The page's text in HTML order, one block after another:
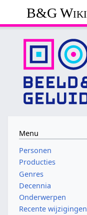
B&G Wiki
Menu
Personen
Producties
Genres
Decennia
Onderwerpen
Recente wijzigingen